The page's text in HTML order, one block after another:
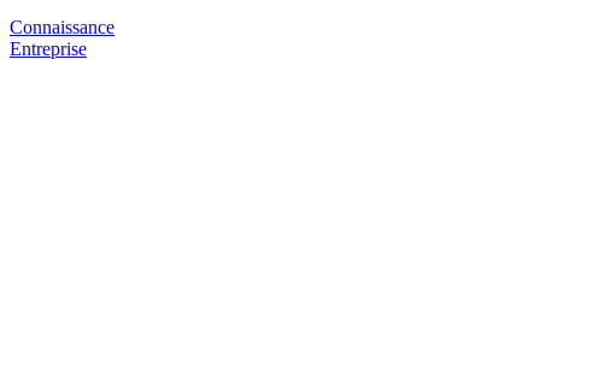
Connaissance
Entreprise